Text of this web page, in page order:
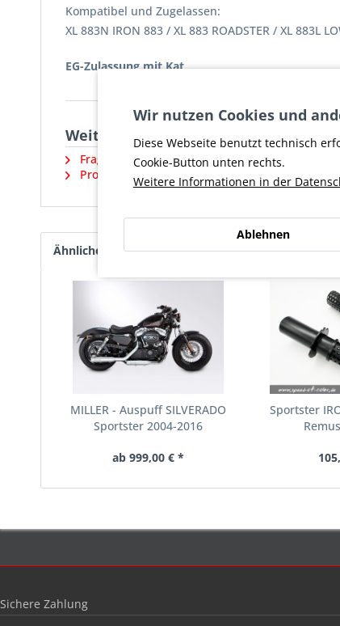
Kompatibel und Zugelassen:
XL 883N IRON 883 / XL 883 ROADSTER / XL 883L
EG-Zulassung mit Kat
Weiterführende Links zu "ZARD
Fragen zum Artikel?
Produktsicherheit und weitere Artikel vom
Ähnliche Artikel Kunden haben sich ebenfalls
MILLER - Auspuff SILVERADO
Sportster 2004-2016
ab 999,00 € *
Sportster
Sichere Zahlung
Wir nutzen Cookies und
Diese Webseite benutzt technisch
Cookie-Button unten rechts.
Weitere Informationen in der
Ablehnen